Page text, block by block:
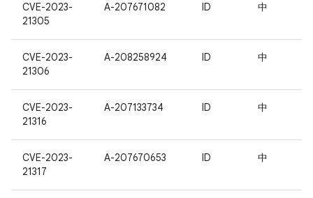
CVE-2023-
21305
A-207671082 ID 中
CVE-2023-
21306
A-208258924 ID 中
CVE-2023-
21316
A-207133734 ID 中
CVE-2023-
21317
A-207670653 ID 中